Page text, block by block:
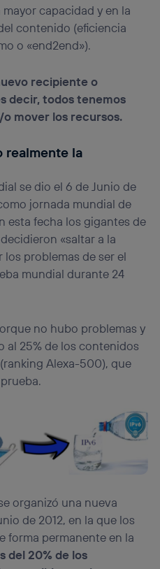
capacidad y en la
contenido (eficiencia
o «end2end»).
recipiente o
decir, todos tenemos
mover los recursos.
realmente la
se dio el 6 de Junio de
jornada mundial de
esta fecha los gigantes de
«saltar a la
los problemas de ser el
mundial durante 24
no hubo problemas y
al 25% de los contenidos
Alexa-500), que
organizó una nueva
de 2012, en la que los
forma permanente en la
del 20% de los